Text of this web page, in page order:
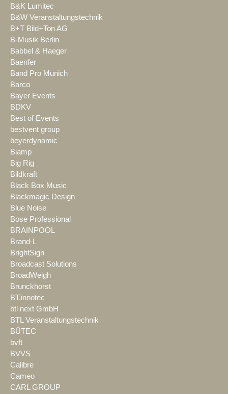
B&K Lumitec
B&W Veranstaltungstechnik
B+T Bild+Ton AG
B-Musik Berlin
Babbel & Haeger
Baenfer
Band Pro Munich
Barco
Bayer Events
BDKV
Best of Events
bestvent group
beyerdynamic
Biamp
Big Rig
Bildkraft
Black Box Music
Blackmagic Design
Blue Noise
Bose Professional
BRAINPOOL
Brand-L
BrightSign
Broadcast Solutions
BroadWeigh
Brunckhorst
BT.innotec
btl next GmbH
BTL Veranstaltungstechnik
BÜTEC
bvft
BVVS
Calibre
Cameo
CARL GROUP